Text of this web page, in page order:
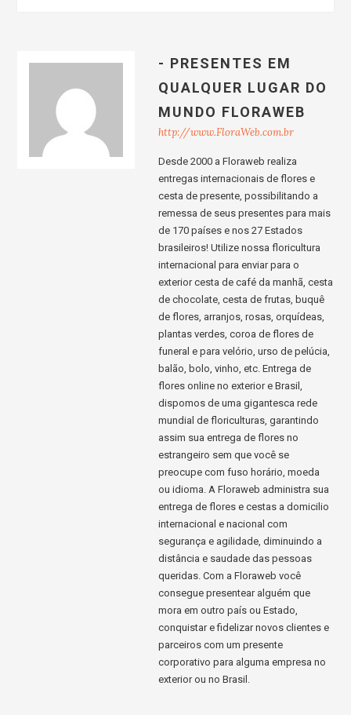
- PRESENTES EM
QUALQUER LUGAR DO
MUNDO FLORAWEB
http://www.FloraWeb.com.br
Desde 2000 a Floraweb realiza
entregas internacionais de flores e
cesta de presente, possibilitando a
remessa de seus presentes para mais
de 170 países e nos 27 Estados
brasileiros! Utilize nossa floricultura
internacional para enviar para o
exterior cesta de café da manhã, cesta
de chocolate, cesta de frutas, buquê
de flores, arranjos, rosas, orquídeas,
plantas verdes, coroa de flores de
funeral e para velório, urso de pelúcia,
balão, bolo, vinho, etc. Entrega de
flores online no exterior e Brasil,
dispomos de uma gigantesca rede
mundial de floriculturas, garantindo
assim sua entrega de flores no
estrangeiro sem que você se
preocupe com fuso horário, moeda
ou idioma. A Floraweb administra sua
entrega de flores e cestas a domicilio
internacional e nacional com
segurança e agilidade, diminuindo a
distância e saudade das pessoas
queridas. Com a Floraweb você
consegue presentear alguém que
mora em outro país ou Estado,
conquistar e fidelizar novos clientes e
parceiros com um presente
corporativo para alguma empresa no
exterior ou no Brasil.